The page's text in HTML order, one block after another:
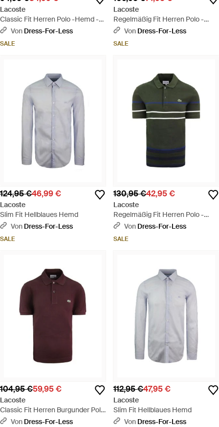
Lacoste
Classic Fit Herren Polo -Hemd -
GrünVon Dress-For-Less
SALE
Lacoste
Regelmäßig Fit Herren Polo -
Hemd - Rot
Von Dress-For-Less
SALE
124,95 €46,99 €
Lacoste
Slim Fit Hellblaues Hemd
Von Dress-For-Less
SALE
130,95 €42,95 €
Lacoste
Regelmäßig Fit Herren Polo -
Hemd - Grün
Von Dress-For-Less
SALE
104,95 €59,95 €
Lacoste
Classic Fit Herren Burgunder Polo
-Hemd - Rot
Von Dress-For-Less
112,95 €47,95 €
Lacoste
Slim Fit Hellblaues Hemd
Von Dress-For-Less